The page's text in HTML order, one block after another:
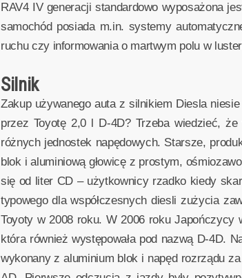
RAV4 IV generacji standardowo wyposażona
samochód posiada m.in. systemy
ruchu czy informowania o martwym polu w
Silnik
Zakup używanego auta z silnikiem Diesla
przez Toyotę 2,0 l D-4D? Trzeba wiedzieć,
różnych jednostek napędowych. Starsze,
blok i aluminiową głowicę z prostym,
się od liter CD – użytkownicy rzadko kiedy
typowego dla współczesnych diesli zużycia
Toyoty w 2008 roku. W 2006 roku
która również występowała pod nazwą D-4D.
wykonany z aluminium blok i napęd rozrządu